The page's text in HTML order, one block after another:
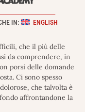
IN: ENGLISH
che il più delle
da comprendere, in
porsi delle domande
Ci sono spesso
che talvolta è
affrontandone la